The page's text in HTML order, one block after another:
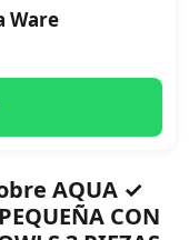
Ware
AQUA ✓
CON